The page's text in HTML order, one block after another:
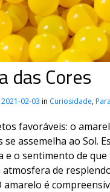
das Cores
2021-02-03 in Curiosidade,
favoráveis: o
se assemelha ao Sol.
e o sentimento de
atmosfera de
amarelo é